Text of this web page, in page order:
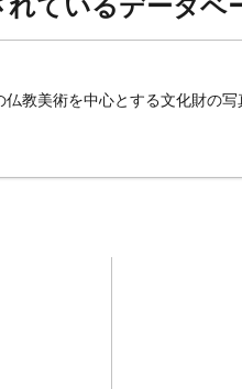
れているデータベ
教美術を中心とする文化財の写